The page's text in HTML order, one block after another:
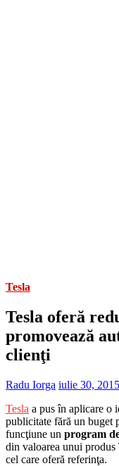
Tesla
Tesla oferă
promovează
clienţi
Radu Iorga iulie 30, 2015
Tesla a pus în aplicare o
publicitate fără un buget
funcţiune un program
din valoarea unui produs
cel care oferă referinţa.